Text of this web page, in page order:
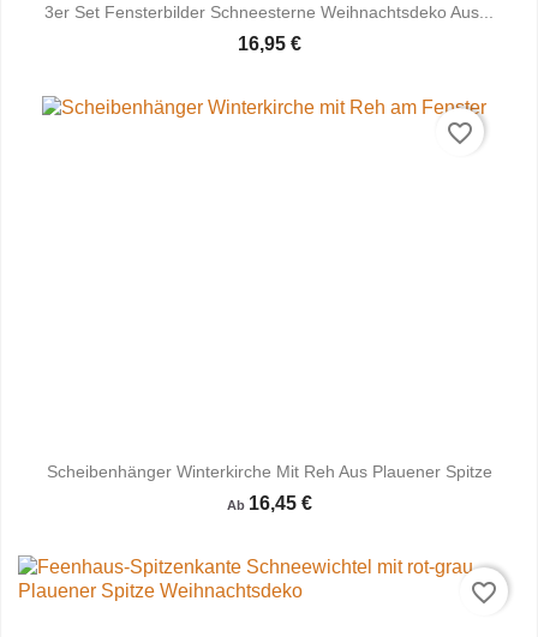
3er Set Fensterbilder Schneesterne Weihnachtsdeko Aus...
16,95 €
Scheibenhänger Winterkirche Mit Reh Aus Plauener Spitze
Ab 16,45 €
favorite_border
favorite_border